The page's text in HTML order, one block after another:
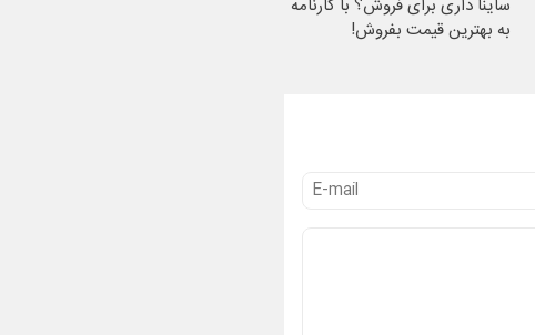
ساینا داری برای فروش؟ با کارنامه
به بهترین قیمت بفروش!